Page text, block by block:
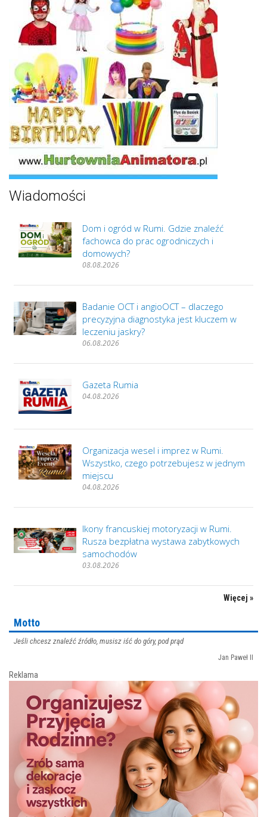
Wiadomości
Dom i ogród w Rumi. Gdzie znaleźć
fachowca do prac ogrodniczych i
domowych?
08.08.2026
Badanie OCT i angioOCT – dlaczego
precyzyjna diagnostyka jest kluczem w
leczeniu jaskry?
06.08.2026
Gazeta Rumia
04.08.2026
Organizacja wesel i imprez w Rumi.
Wszystko, czego potrzebujesz w jednym
miejscu
04.08.2026
Ikony francuskiej motoryzacji w Rumi.
Rusza bezpłatna wystawa zabytkowych
samochodów
03.08.2026
Więcej »
Motto
Jeśli chcesz znaleźć źródło, musisz iść do góry, pod prąd
Jan Paweł II
Reklama